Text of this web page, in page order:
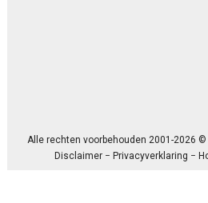
Alle rechten voorbehouden 2001-2026
Disclaimer −Privacyverklaring −